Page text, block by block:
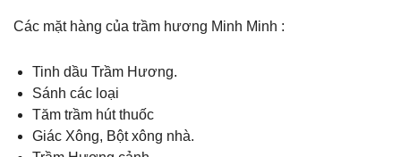
Các mặt hàng của trầm hương Minh Minh :
Tinh dầu Trầm Hương.
Sánh các loại
Tăm trầm hút thuốc
Giác Xông, Bột xông nhà.